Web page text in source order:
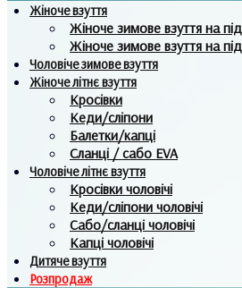
Жіноче взуття
Жіноче зимове взуття на
Жіноче зимове взуття на
Чоловіче зимове взуття
Жіноче літнє взуття
Кросівки
Кеди/сліпони
Балетки/капці
Сланці / сабо EVA
Чоловіче літнє взуття
Кросівки чоловічі
Кеди/сліпони чоловічі
Сабо/сланці чоловічі
Капці чоловічі
Дитяче взуття
Розпродаж